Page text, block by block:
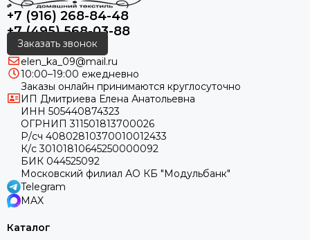
+7 (916) 268-84-48
+7 (495) 568-03-88
Заказать звонок
elen_ka_09@mail.ru
10:00–19:00 ежедневно
Заказы онлайн принимаются круглосуточно
ИП Дмитриева Елена Анатольевна
ИНН 505440874323
ОГРНИП 311501813700026
Р/сч 40802810370010012433
К/с 30101810645250000092
БИК 044525092
Московский филиал АО КБ "Модульбанк"
Telegram
MAX
Каталог